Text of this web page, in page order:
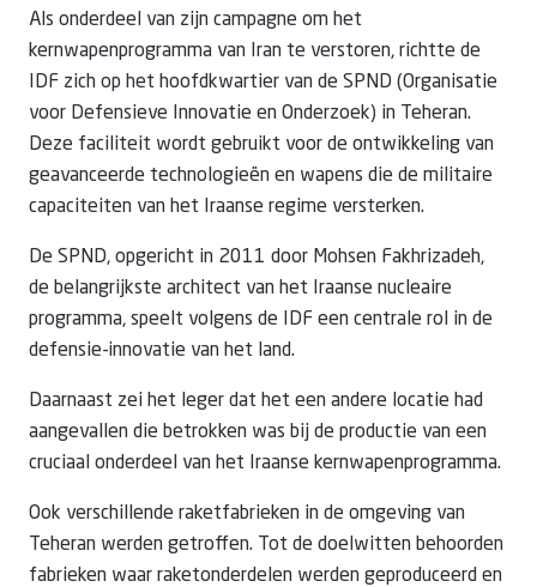
Als onderdeel van zijn campagne om het
kernwapenprogramma van Iran te verstoren, richtte de
IDF zich op het hoofdkwartier van de SPND (Organisatie
voor Defensieve Innovatie en Onderzoek) in Teheran.
Deze faciliteit wordt gebruikt voor de ontwikkeling van
geavanceerde technologieën en wapens die de militaire
capaciteiten van het Iraanse regime versterken.
De SPND, opgericht in 2011 door Mohsen Fakhrizadeh,
de belangrijkste architect van het Iraanse nucleaire
programma, speelt volgens de IDF een centrale rol in de
defensie-innovatie van het land.
Daarnaast zei het leger dat het een andere locatie had
aangevallen die betrokken was bij de productie van een
cruciaal onderdeel van het Iraanse kernwapenprogramma.
Ook verschillende raketfabrieken in de omgeving van
Teheran werden getroffen. Tot de doelwitten behoorden
fabrieken waar raketonderdelen werden geproduceerd en